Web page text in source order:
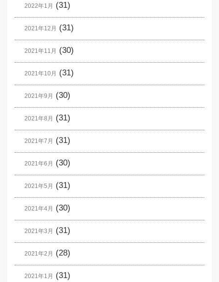
2022年1月 (31)
2021年12月 (31)
2021年11月 (30)
2021年10月 (31)
2021年9月 (30)
2021年8月 (31)
2021年7月 (31)
2021年6月 (30)
2021年5月 (31)
2021年4月 (30)
2021年3月 (31)
2021年2月 (28)
2021年1月 (31)